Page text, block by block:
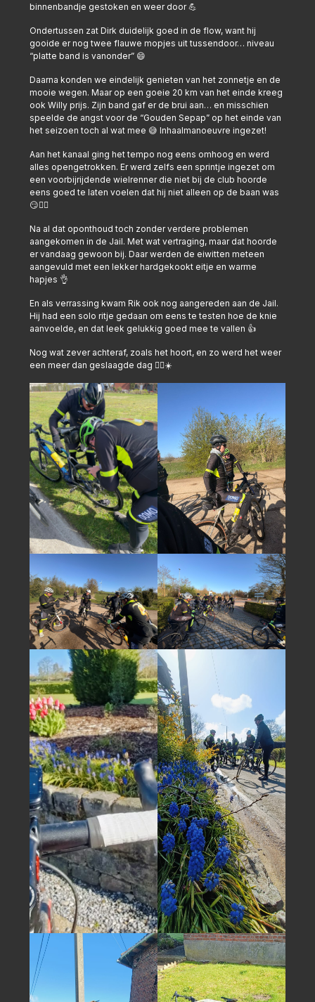
binnenbandje gestoken en weer door 💪
Ondertussen zat Dirk duidelijk goed in de flow, want hij
gooide er nog twee flauwe mopjes uit tussendoor… niveau
“platte band is vanonder” 😄
Daarna konden we eindelijk genieten van het zonnetje en de
mooie wegen. Maar op een goeie 20 km van het einde kreeg
ook Willy prijs. Zijn band gaf er de brui aan… en misschien
speelde de angst voor de “Gouden Sepap” op het einde van
het seizoen toch al wat mee 😅 Inhaalmanoeuvre ingezet!
Aan het kanaal ging het tempo nog eens omhoog en werd
alles opengetrokken. Er werd zelfs een sprintje ingezet om
een voorbijrijdende wielrenner die niet bij de club hoorde
eens goed te laten voelen dat hij niet alleen op de baan was
😏🚴‍♂️
Na al dat oponthoud toch zonder verdere problemen
aangekomen in de Jail. Met wat vertraging, maar dat hoorde
er vandaag gewoon bij. Daar werden de eiwitten meteen
aangevuld met een lekker hardgekookt eitje en warme
hapjes 👌
En als verrassing kwam Rik ook nog aangereden aan de Jail.
Hij had een solo ritje gedaan om eens te testen hoe de knie
aanvoelde, en dat leek gelukkig goed mee te vallen 👍
Nog wat zever achteraf, zoals het hoort, en zo werd het weer
een meer dan geslaagde dag 🚴‍♂️☀️